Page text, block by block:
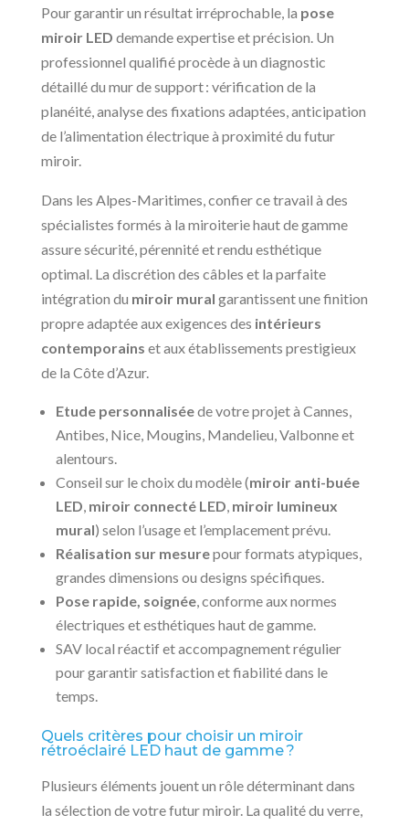
Pour garantir un résultat irréprochable, la pose
miroir LED demande expertise et précision. Un
professionnel qualifié procède à un diagnostic
détaillé du mur de support : vérification de la
planéité, analyse des fixations adaptées, anticipation
de l’alimentation électrique à proximité du futur
miroir.
Dans les Alpes-Maritimes, confier ce travail à des
spécialistes formés à la miroiterie haut de gamme
assure sécurité, pérennité et rendu esthétique
optimal. La discrétion des câbles et la parfaite
intégration du miroir mural garantissent une finition
propre adaptée aux exigences des intérieurs
contemporains et aux établissements prestigieux
de la Côte d’Azur.
Etude personnaliséede votre projet à Cannes,
Antibes, Nice, Mougins, Mandelieu, Valbonne et
alentours.
Conseil sur le choix du modèle (miroir anti-buée
LED, miroir connecté LED, miroir lumineux
mural) selon l’usage et l’emplacement prévu.
Réalisation sur mesurepour formats atypiques,
grandes dimensions ou designs spécifiques.
Pose rapide, soignée, conforme aux normes
électriques et esthétiques haut de gamme.
SAV local réactif et accompagnement régulier
pour garantir satisfaction et fiabilité dans le
temps.
Quels critères pour choisir un miroir
rétroéclairé LED haut de gamme ?
Plusieurs éléments jouent un rôle déterminant dans
la sélection de votre futur miroir. La qualité du verre,